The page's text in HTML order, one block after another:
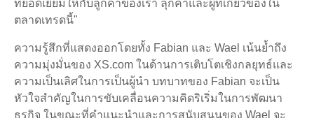
ที่ยอดเยี่ยมให้กับลูกค้าของเรา ลุกค้าและผู้ที่เกี่ยวข้องใน
ตลาดเทรดนี้"
ความรู้สึกที่แสดงออกโดยทั้ง Fabian และ Wael เน้นย้ำถึง
ความมุ่งมั่นของ XS.com ในด้านการเติบโตเชิงกลยุทธ์และ
ความเป็นเลิศในการเป็นผู้นำ บทบาทของ Fabian จะเป็น
หัวใจสำคัญในการขับเคลื่อนความคิดริเริ่มในการพัฒนา
ธุรกิจ ในขณะที่คำแนะนำและการสนับสนุนของ Wael จะ